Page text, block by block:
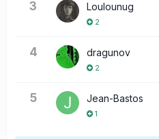
3 Loulounug
2
4 dragunov
2
5 Jean-Bastos
1